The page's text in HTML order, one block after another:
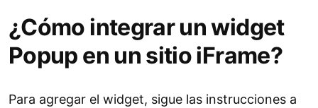
¿Cómo integrar un widget
Popup en un sitio iFrame?
Para agregar el widget, sigue las instrucciones a